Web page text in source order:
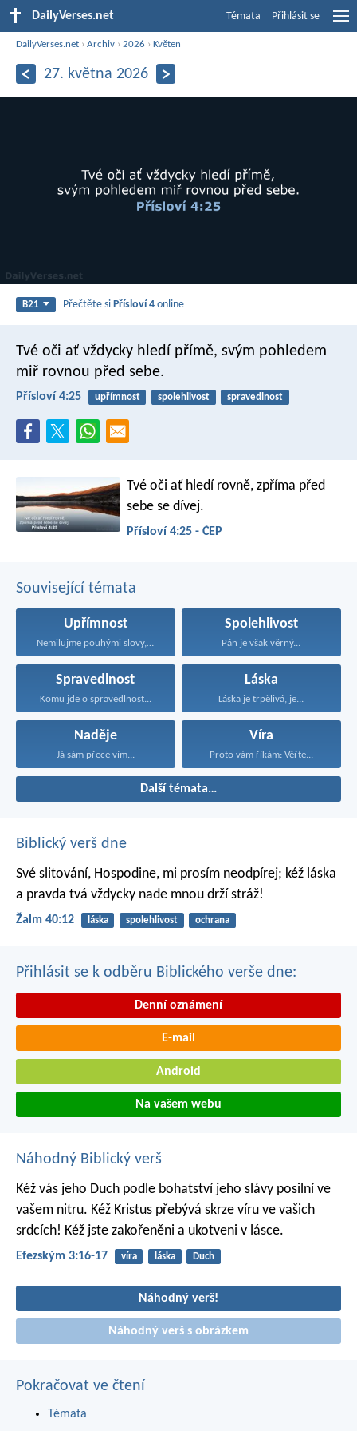
DailyVerses.net Témata Přihlásit se
DailyVerses.net ›Archiv ›2026 ›Květen
27. května 2026
B21 Přečtěte siPřísloví 4 online
Tvé oči ať vždycky hledí přímě, svým pohledem
miř rovnou před sebe.
Přísloví 4:25 upřímnost spolehlivost spravedlnost
Tvé oči ať hledí rovně, zpříma před
sebe se dívej.
Přísloví 4:25 - ČEP
Související témata
Upřímnost
Nemilujme pouhými slovy, drazí...
Spolehlivost
Pán je však věrný...
Spravedlnost
Komu jde o spravedlnost...
Láska
Láska je trpělivá, je...
Naděje
Já sám přece vím...
Víra
Proto vám říkám: Věřte...
Další témata…
Biblický verš dne
Své slitování, Hospodine, mi prosím neodpírej; kéž láska
a pravda tvá vždycky nade mnou drží stráž!
Žalm 40:12 láska spolehlivost ochrana
Přihlásit se k odběru Biblického verše dne:
Denní oznámení
E-mail
Android
Na vašem webu
Náhodný Biblický verš
Kéž vás jeho Duch podle bohatství jeho slávy posilní ve
vašem nitru. Kéž Kristus přebývá skrze víru ve vašich
srdcích! Kéž jste zakořeněni a ukotveni v lásce.
Efezským 3:16-17 víra láska Duch
Náhodný verš!
Náhodný verš s obrázkem
Pokračovat ve čtení
Témata